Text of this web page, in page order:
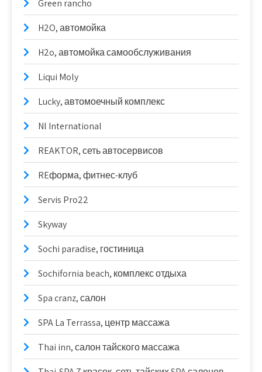
Green rancho
H2O, автомойка
H2o, автомойка самообслуживания
Liqui Moly
Lucky, автомоечный комплекс
Nl International
REAKTOR, сеть автосервисов
REформа, фитнес-клуб
Servis Pro22
Skyway
Sochi paradise, гостиница
Sochifornia beach, комплекс отдыха
Spa cranz, салон
SPA La Terrassa, центр массажа
Thai inn, салон тайского массажа